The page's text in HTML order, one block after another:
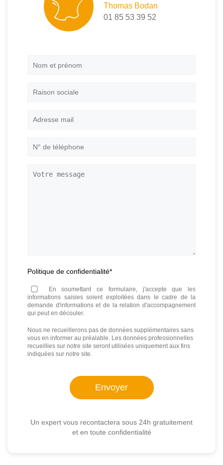
Thomas Bodan
01 85 53 39 52
Nom
Raison
Adresse
N°
Votre
Politique de confidentialité*
En soumettant ce formulaire, j'accepte que les
informations saisies soient exploitées dans le cadre de la
demande d'informations et de la relation d'accompagnement
qui peut en découler.
Nous ne recueillerons pas de données supplémentaires sans
vous en informer au préalable. Les données professionnelles
recueillies sur notre site seront utilisées uniquement aux fins
indiquées sur notre site.
Un expert vous recontactera sous 24h gratuitement
et en toute confidentialité